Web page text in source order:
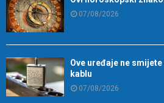
07/08/2026
Ove uređaje ne
kablu
07/08/2026